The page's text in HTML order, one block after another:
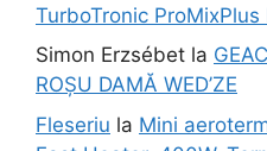
TurboTronic ProMixPlus
Simon Erzsébet la
ROȘU DAMĂ WED’ZE
Fleseriu la Mini